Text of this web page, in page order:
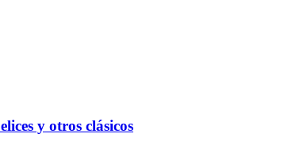
y otros clásicos